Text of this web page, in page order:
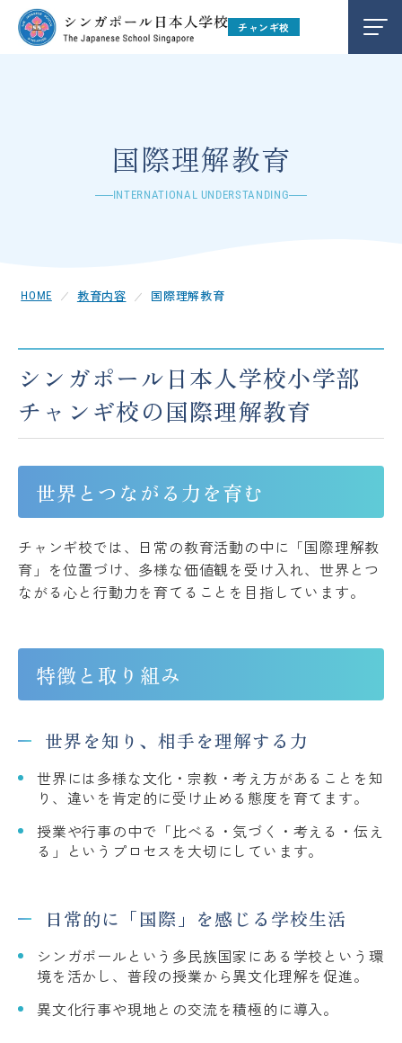
チャンギ校
学校ブログ BLOG
キャンパスCAMPUS
国際理解教育
INTERNATIONAL UNDERSTANDING
教育内容 国際理解教育
シンガポール日本人学校小学部
チャンギ校の国際理解教育
世界とつながる力を育む
チャンギ校では、日常の教育活動の中に「国際理解教
育」を位置づけ、多様な価値観を受け入れ、世界とつ
ながる心と行動力を育てることを目指しています。
特徴と取り組み
世界を知り、相手を理解する力
世界には多様な文化・宗教・考え方があることを知
り、違いを肯定的に受け止める態度を育てます。
授業や行事の中で「比べる・気づく・考える・伝え
る」というプロセスを大切にしています。
日常的に「国際」を感じる学校生活
シンガポールという多民族国家にある学校という環
境を活かし、普段の授業から異文化理解を促進。
異文化行事や現地との交流を積極的に導入。